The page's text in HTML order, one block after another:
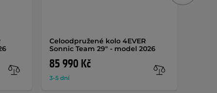
Celoodpružené kolo 4EVER
Sonnic Team 29" - model 2026
85 990 Kč
3-5 dní